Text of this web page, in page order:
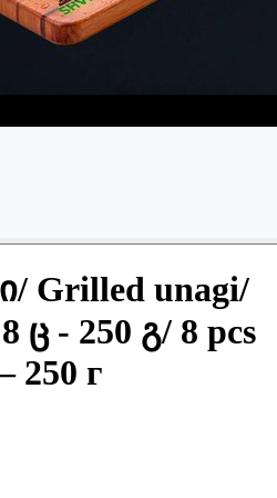
Grilled unagi/
ც - 250 გ/ 8 pcs
250 г